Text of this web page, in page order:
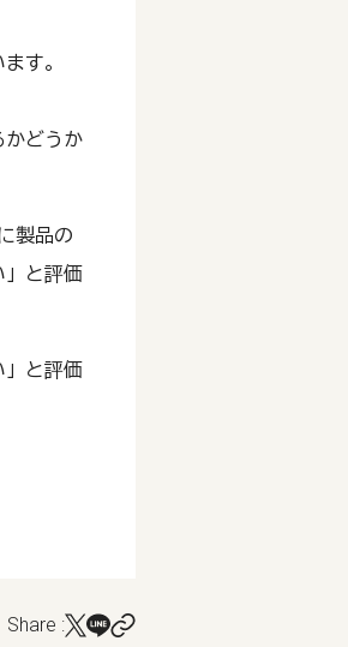
す。
かどうか
製品の
」と評価
」と評価
Share :